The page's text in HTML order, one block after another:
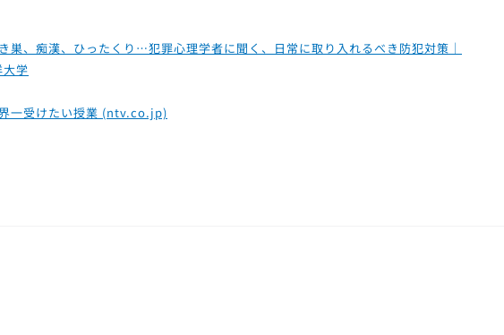
巣、痴漢、ひったくり…犯罪心理学者に聞く、日常に取り入れるべき防犯対策｜
大学
一受けたい授業 (ntv.co.jp)